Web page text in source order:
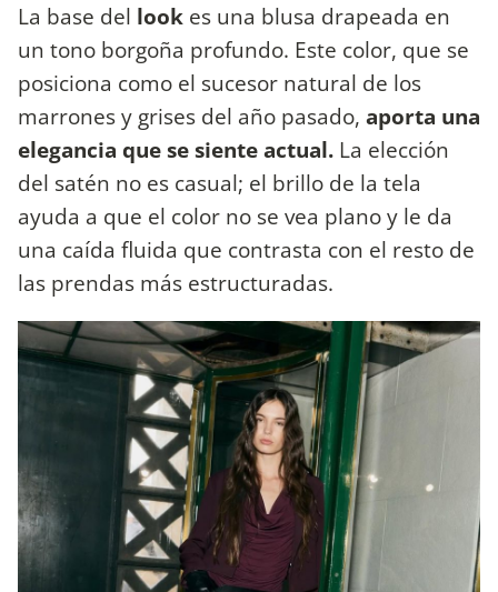
La base del look es una blusa drapeada en
un tono borgoña profundo. Este color, que se
posiciona como el sucesor natural de los
marrones y grises del año pasado, aporta una
elegancia que se siente actual. La elección
del satén no es casual; el brillo de la tela
ayuda a que el color no se vea plano y le da
una caída fluida que contrasta con el resto de
las prendas más estructuradas.